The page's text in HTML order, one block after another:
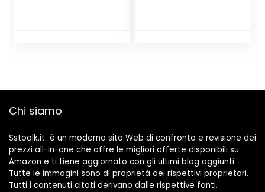
da Installare,
ABS + Acciaio,
Chi siamo
Sstoolk.it è un moderno sito Web di confronto e revisione dei
prezzi all-in-one che offre le migliori offerte disponibili su
Amazon e ti tiene aggiornato con gli ultimi blog aggiunti.
Tutte le immagini sono di proprietà dei rispettivi proprietari.
Tutti i contenuti citati derivano dalle rispettive fonti.